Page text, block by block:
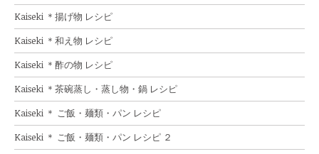
Kaiseki ＊揚げ物 レシピ
Kaiseki ＊和え物 レシピ
Kaiseki ＊酢の物 レシピ
Kaiseki ＊茶碗蒸し・蒸し物・鍋 レシピ
Kaiseki ＊ ご飯・麺類・パン レシピ
Kaiseki ＊ ご飯・麺類・パン レシピ ２